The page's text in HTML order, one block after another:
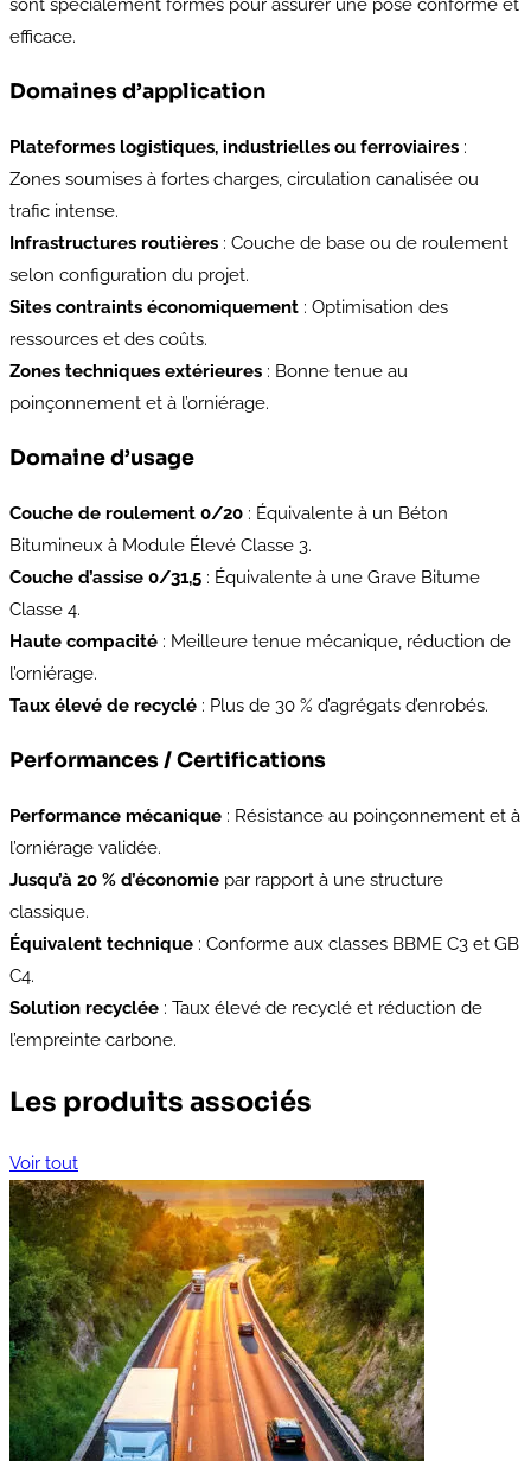
sont spécialement formés pour assurer une pose conforme et
efficace.
Domaines d’application
Plateformes logistiques, industrielles ou ferroviaires :
Zones soumises à fortes charges, circulation canalisée ou
trafic intense.
Infrastructures routières : Couche de base ou de roulement
selon configuration du projet.
Sites contraints économiquement : Optimisation des
ressources et des coûts.
Zones techniques extérieures : Bonne tenue au
poinçonnement et à l’orniérage.
Domaine d’usage
Couche de roulement 0/20 : Équivalente à un Béton
Bitumineux à Module Élevé Classe 3.
Couche d’assise 0/31,5 : Équivalente à une Grave Bitume
Classe 4.
Haute compacité : Meilleure tenue mécanique, réduction de
l’orniérage.
Taux élevé de recyclé : Plus de 30 % d’agrégats d’enrobés.
Performances / Certifications
Performance mécanique : Résistance au poinçonnement et à
l’orniérage validée.
Jusqu’à 20 % d’économie par rapport à une structure
classique.
Équivalent technique : Conforme aux classes BBME C3 et GB
C4.
Solution recyclée : Taux élevé de recyclé et réduction de
l’empreinte carbone.
Les produits associés
Voir tout